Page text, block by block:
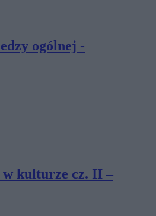
ogólnej -
w kulturze cz. II –